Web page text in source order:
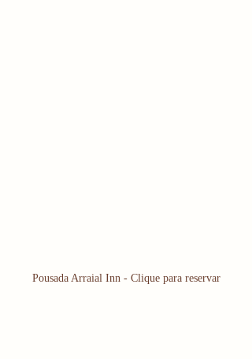
Pousada Arraial Inn - Clique para reservar